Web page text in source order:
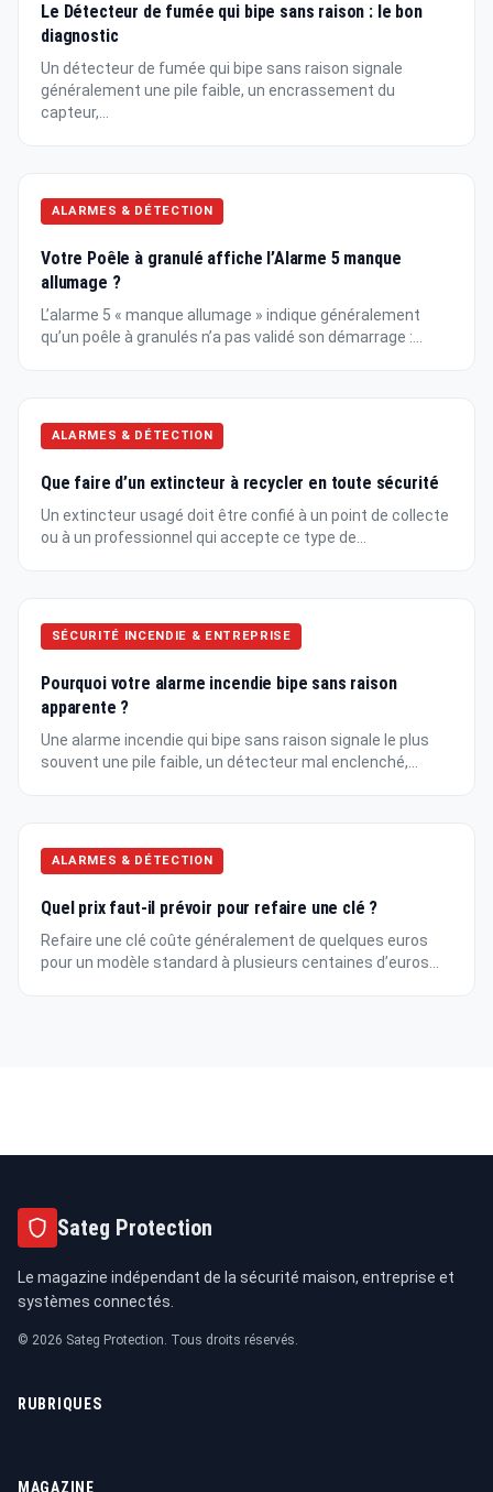
Le Détecteur de fumée qui bipe sans raison : le bon
diagnostic
Un détecteur de fumée qui bipe sans raison signale
généralement une pile faible, un encrassement du
capteur,...
ALARMES & DÉTECTION
Votre Poêle à granulé affiche l’Alarme 5 manque
allumage ?
L’alarme 5 « manque allumage » indique généralement
qu’un poêle à granulés n’a pas validé son démarrage :...
ALARMES & DÉTECTION
Que faire d’un extincteur à recycler en toute sécurité
Un extincteur usagé doit être confié à un point de collecte
ou à un professionnel qui accepte ce type de...
SÉCURITÉ INCENDIE & ENTREPRISE
Pourquoi votre alarme incendie bipe sans raison
apparente ?
Une alarme incendie qui bipe sans raison signale le plus
souvent une pile faible, un détecteur mal enclenché,...
ALARMES & DÉTECTION
Quel prix faut-il prévoir pour refaire une clé ?
Refaire une clé coûte généralement de quelques euros
pour un modèle standard à plusieurs centaines d’euros...
Sateg Protection
Le magazine indépendant de la sécurité maison, entreprise et
systèmes connectés.
© 2026 Sateg Protection. Tous droits réservés.
RUBRIQUES
MAGAZINE